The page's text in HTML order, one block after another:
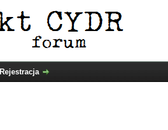
Rejestracja